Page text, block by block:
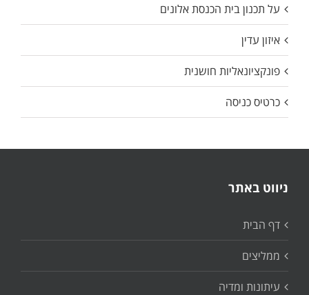
על תכנון בית הכנסת אלונים
איזון עדין
פונקציונאליות חושנית
כרטיס כניסה
ניווט באתר
דף הבית
ממליצים
עיתונות ומדיה